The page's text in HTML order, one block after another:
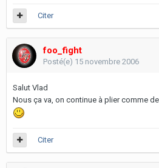
Citer
foo_fight
Posté(e) 15 novembre 2006
Salut Vlad
Nous ça va, on continue à plier comme
Citer